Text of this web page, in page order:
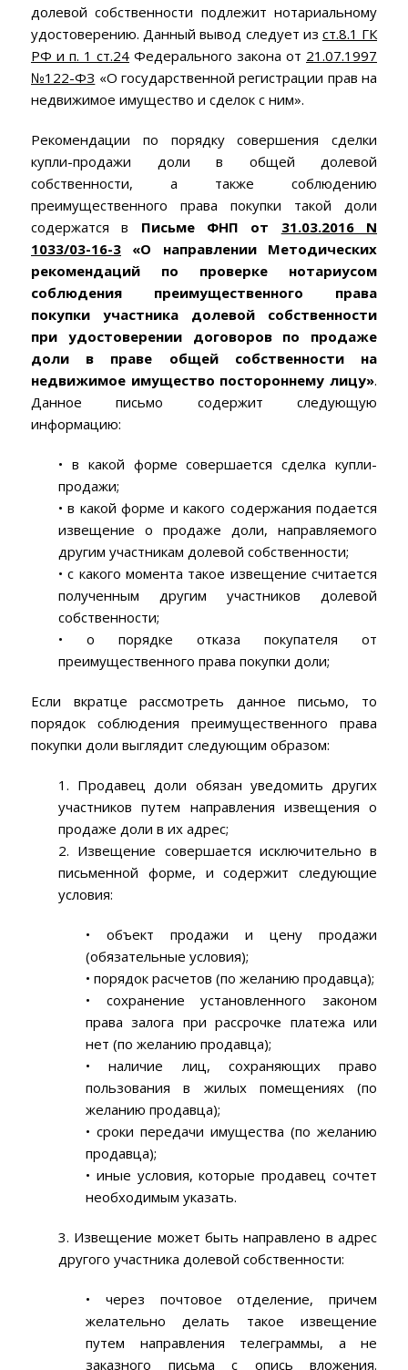
долевой собственности подлежит нотариальному
удостоверению. Данный вывод следует из ст.8.1 ГК
РФ и п. 1 ст.24 Федерального закона от 21.07.1997
№122-ФЗ «О государственной регистрации прав на
недвижимое имущество и сделок с ним».
Рекомендации по порядку совершения сделки
купли-продажи доли в общей долевой
собственности, а также соблюдению
преимущественного права покупки такой доли
содержатся в Письме ФНП от 31.03.2016 N
1033/03-16-3
«О направлении Методических
рекомендаций по проверке нотариусом
соблюдения преимущественного права
покупки участника долевой собственности
при удостоверении договоров по продаже
доли в праве общей собственности на
недвижимое имущество постороннему лицу».
Данное письмо содержит следующую
информацию:
• в какой форме совершается сделка купли-
продажи;
• в какой форме и какого содержания подается
извещение о продаже доли, направляемого
другим участникам долевой собственности;
• с какого момента такое извещение считается
полученным другим участников долевой
собственности;
• о порядке отказа покупателя от
преимущественного права покупки доли;
Если вкратце рассмотреть данное письмо, то
порядок соблюдения преимущественного права
покупки доли выглядит следующим образом:
1. Продавец доли обязан уведомить других
участников путем направления извещения о
продаже доли в их адрес;
2. Извещение совершается исключительно в
письменной форме, и содержит следующие
условия:
• объект продажи и цену продажи
(обязательные условия);
• порядок расчетов (по желанию продавца);
• сохранение установленного законом
права залога при рассрочке платежа или
нет (по желанию продавца);
• наличие лиц, сохраняющих право
пользования в жилых помещениях (по
желанию продавца);
• сроки передачи имущества (по желанию
продавца);
• иные условия, которые продавец сочтет
необходимым указать.
3. Извещение может быть направлено в адрес
другого участника долевой собственности:
• через почтовое отделение, причем
желательно делать такое извещение
путем направления телеграммы, а не
заказного письма с опись вложения.